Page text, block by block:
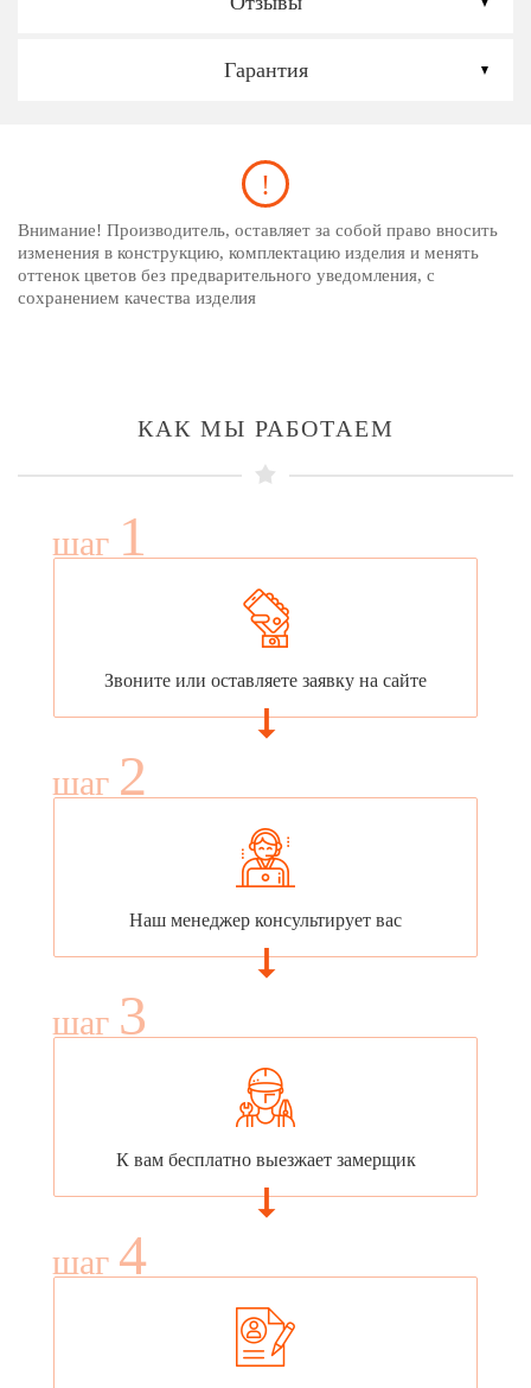
Гарантия
Внимание! Производитель, оставляет за собой право вносить
изменения в конструкцию, комплектацию изделия и менять
оттенок цветов без предварительного уведомления, с
сохранением качества изделия
КАК МЫ РАБОТАЕМ
шаг 1
Звоните или оставляете заявку на сайте
шаг 2
Наш менеджер консультирует вас
шаг 3
К вам бесплатно выезжает замерщик
шаг 4